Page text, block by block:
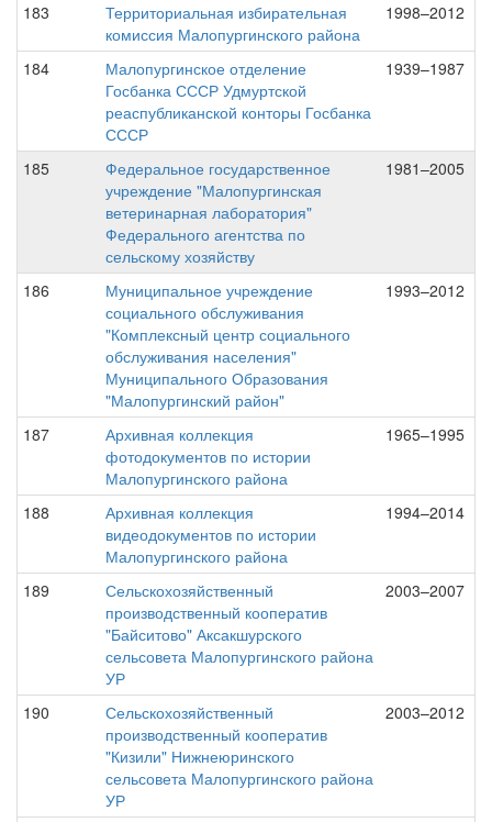
183
Территориальная избирательная
комиссия Малопургинского района
1998–2012
184
Малопургинское отделение
Госбанка СССР Удмуртской
реаспубликанской конторы Госбанка
СССР
1939–1987
185
Федеральное государственное
учреждение "Малопургинская
ветеринарная лаборатория"
Федерального агентства по
сельскому хозяйству
1981–2005
186
Муниципальное учреждение
социального обслуживания
"Комплексный центр социального
обслуживания населения"
Муниципального Образования
"Малопургинский район"
1993–2012
187
Архивная коллекция
фотодокументов по истории
Малопургинского района
1965–1995
188
Архивная коллекция
видеодокументов по истории
Малопургинского района
1994–2014
189
Сельскохозяйственный
производственный кооператив
"Байситово" Аксакшурского
сельсовета Малопургинского района
УР
2003–2007
190
Сельскохозяйственный
производственный кооператив
"Кизили" Нижнеюринского
сельсовета Малопургинского района
УР
2003–2012